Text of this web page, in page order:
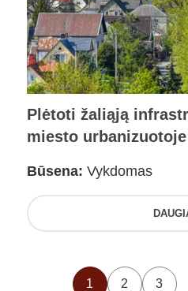
Plėtoti žaliąją
miesto
Būsena: Vykdomas
1 2 3